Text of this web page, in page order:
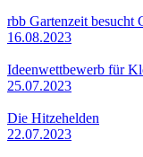
rbb Gartenzeit besucht
16.08.2023
Ideenwettbewerb für
25.07.2023
Die Hitzehelden
22.07.2023